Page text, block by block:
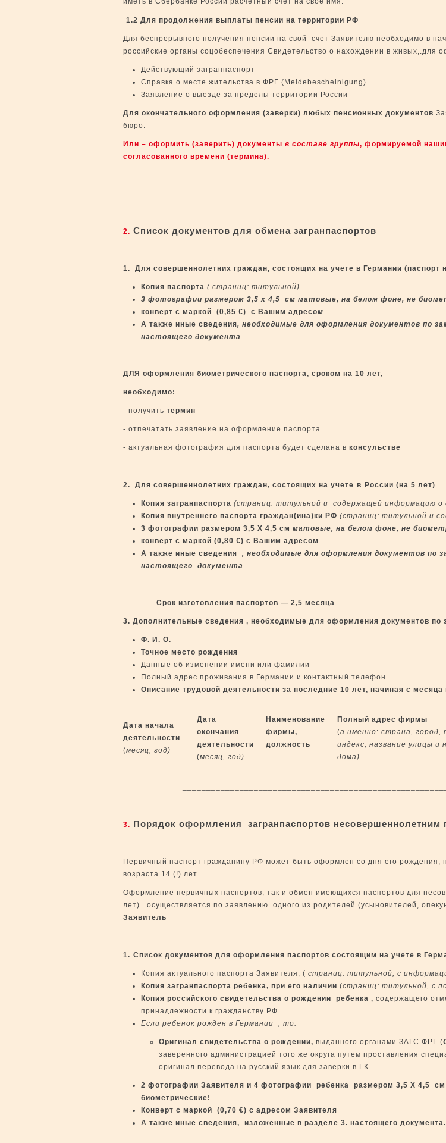
1.2 Для продолжения выплаты пенсии на территории РФ
Для беспрерывного получения пенсии на свой счет Заявителю необходимо в
российские органы соцобеспечения Свидетельство о нахождении в живых,.для
Действующий загранпаспорт
Справка о месте жительства в ФРГ (Meldebescheinigung)
Заявление о выезде за пределы территории России
Для окончательного оформления (заверки) любых пенсионных документов
бюро.
Или – оформить (заверить) документы в составе группы, формируемой
согласованного времени (термина).
2. Список документов для обмена загранпаспортов
1. Для совершеннолетних граждан, состоящих на учете в Германии (паспорт
Копия паспорта ( страниц: титульной)
3 фотографии размером 3,5 х 4,5 см матовые, на белом фоне, не
конверт c маркой (0,85 €) с Вашим адресом
А также иные сведения, необходимые для оформления документов по
настоящего документа
ДЛЯ оформления биометрического паспорта, сроком на 10 лет,
необходимо:
- получить термин
- отпечатать заявление на оформление паспорта
- актуальная фотография для паспорта будет сделана в консульстве
2. Для совершеннолетних граждан, состоящих на учете в России (на 5 лет)
Копия загранпаспорта (страниц: титульной и содержащей информацию о
Копия внутреннего паспорта граждан(ина)ки РФ (страниц: титульной и
3 фотографии размером 3,5 Х 4,5 см матовые, на белом фоне, не
конверт c маркой (0,80 €) с Вашим адресом
А также иные сведения , необходимые для оформления документов по
настоящего документа
Срок изготовления паспортов — 2,5 месяца
3. Дополнительные сведения , необходимые для оформления документов по
Ф. И. О.
Точное место рождения
Данные об изменении имени или фамилии
Полный адрес проживания в Германии и контактный телефон
Описание трудовой деятельности за последние 10 лет, начиная с месяца
Дата начала
деятельности
(месяц, год)
Дата
окончания
деятельности
(месяц, год)
Наименование
фирмы,
должность
Полный адрес фирмы
(а именно: страна, город,
индекс, название улицы и
дома)
3. Порядок оформления загранпаспортов несовершеннолетним
Первичный паспорт гражданину РФ может быть оформлен со дня его рождения,
возраста 14 (!) лет .
Оформление первичных паспортов, так и обмен имеющихся паспортов для
лет) осуществляется по заявлению одного из родителей (усыновителей,
Заявитель
1. Список документов для оформления паспортов состоящим на учете в
Копия актуального паспорта Заявителя, ( страниц: титульной, с
Копия загранпаспорта ребенка, при его наличии (страниц: титульной, с
Копия российского свидетельства о рождении ребенка , содержащего
принадлежности к гражданству РФ
Если ребенок рожден в Германии , то:
Оригинал свидетельства о рождении, выданного органами ЗАГС ФРГ (
заверенного администрацией того же округа путем проставления
оригинал перевода на русский язык для заверки в ГК.
2 фотографии Заявителя и 4 фотографии ребенка размером 3,5 Х 4,5
биометрические!
Конверт c маркой (0,70 €) с адресом Заявителя
А также иные сведения, изложенные в разделе 3. настоящего документа.